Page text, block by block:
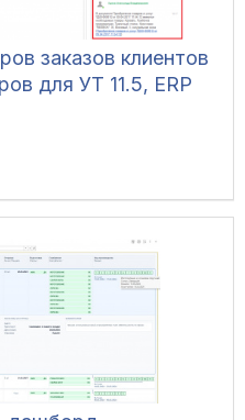
заказов клиентов
для УТ 11.5, ERP